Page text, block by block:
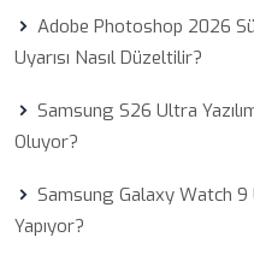
Adobe Photoshop 2026
Uyarısı Nasıl Düzeltilir?
Samsung S26 Ultra
Oluyor?
Samsung Galaxy Watch 9
Yapıyor?